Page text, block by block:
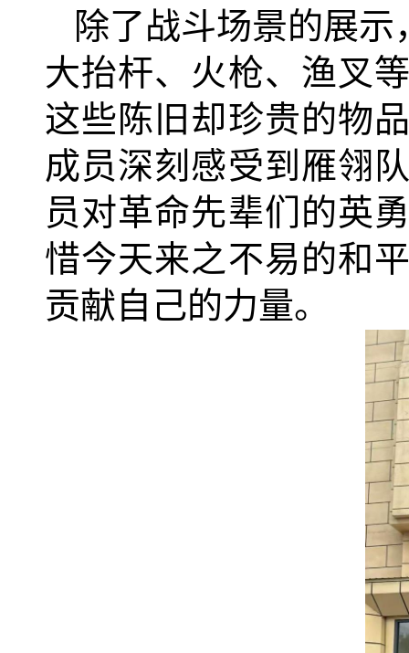
除了战斗场景的展
大抬杆、火枪、渔叉
这些陈旧却珍贵的物
成员深刻感受到雁翎
员对革命先辈们的英
惜今天来之不易的和
贡献自己的力量。